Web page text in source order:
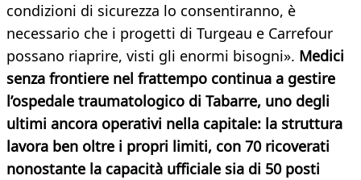
condizioni di sicurezza lo consentiranno, è
necessario che i progetti di Turgeau e Carrefour
possano riaprire, visti gli enormi bisogni». Medici
senza frontiere nel frattempo continua a gestire
l’ospedale traumatologico di Tabarre, uno degli
ultimi ancora operativi nella capitale: la struttura
lavora ben oltre i propri limiti, con 70 ricoverati
nonostante la capacità ufficiale sia di 50 posti